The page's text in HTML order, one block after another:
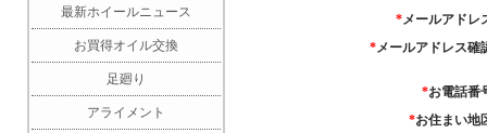
最新ホイールニュース
お買得オイル交換
足廻り
アライメント
*メールアドレ
*メールアドレス確
*お電話番
*お住まい地